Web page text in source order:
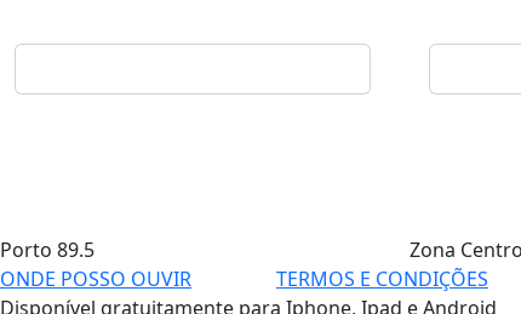
Porto 89.5 Zona
ONDE POSSO OUVIR
TERMOS E CONDIÇÕES
Disponível gratuitamente para Iphone, Ipad e Android